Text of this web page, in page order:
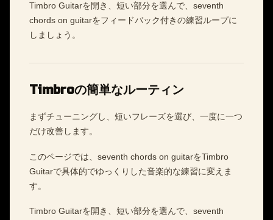
Timbro Guitarを開き、短い部分を選んで、seventh
chords on guitarをフィードバック付きの練習ループに
しましょう。
Timbroの簡単なルーティン
まずチューニングし、短いフレーズを選び、一度に一つ
だけ改善します。
このページでは、seventh chords on guitarをTimbro
Guitarで具体的でゆっくりした音楽的な練習に変えま
す。
Timbro Guitarを開き、短い部分を選んで、seventh